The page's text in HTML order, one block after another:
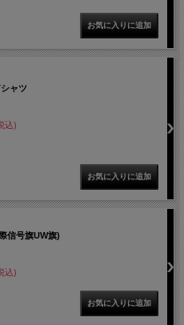
ャツ
込)
信号旗UW旗)
込)